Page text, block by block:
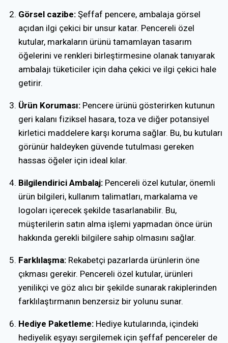
Görsel cazibe:Şeffaf pencere, ambalaja görsel
açıdan ilgi çekici bir unsur katar. Pencereli özel
kutular, markaların ürünü tamamlayan tasarım
öğelerini ve renkleri birleştirmesine olanak tanıyarak
ambalajı tüketiciler için daha çekici ve ilgi çekici hale
getirir.
Ürün Koruması:Pencere ürünü gösterirken kutunun
geri kalanı fiziksel hasara, toza ve diğer potansiyel
kirletici maddelere karşı koruma sağlar. Bu, bu kutuları
görünür haldeyken güvende tutulması gereken
hassas öğeler için ideal kılar.
Bilgilendirici Ambalaj:Pencereli özel kutular, önemli
ürün bilgileri, kullanım talimatları, markalama ve
logoları içerecek şekilde tasarlanabilir. Bu,
müşterilerin satın alma işlemi yapmadan önce ürün
hakkında gerekli bilgilere sahip olmasını sağlar.
Farklılaşma:Rekabetçi pazarlarda ürünlerin öne
çıkması gerekir. Pencereli özel kutular, ürünleri
yenilikçi ve göz alıcı bir şekilde sunarak rakiplerinden
farklılaştırmanın benzersiz bir yolunu sunar.
Hediye Paketleme:Hediye kutularında, içindeki
hediyelik eşyayı sergilemek için şeffaf pencereler de